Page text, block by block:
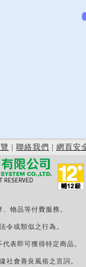
| 聯絡我們 | 網頁安
物品等付費服務。
令或類似之行為。
表即可獲得特定商品。
社會善良風俗之言詞。